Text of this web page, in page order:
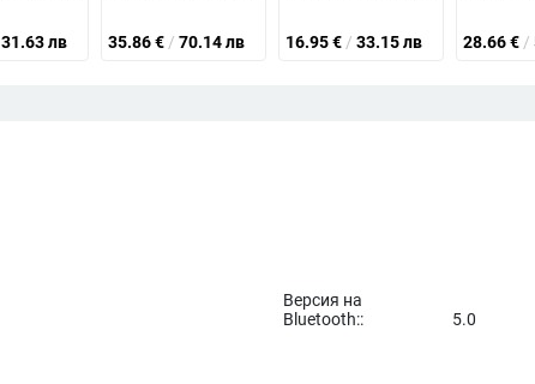
31.63 лв 35.86€ / 70.14 лв 16.95€ / 33.15 лв 28.66€ /
Версия на
Bluetooth::
5.0